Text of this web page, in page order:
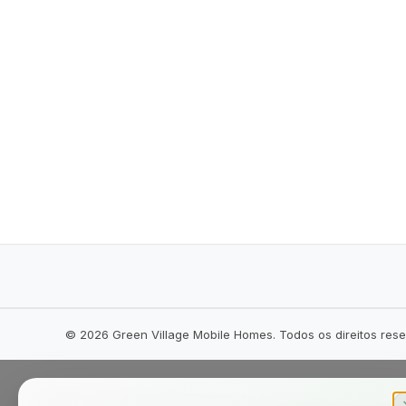
© 2026 Green Village Mobile Homes. Todos os direitos